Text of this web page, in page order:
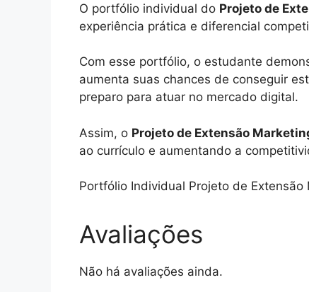
O portfólio individual do Projeto de
experiência prática e diferencial
Com esse portfólio, o estudante
aumenta suas chances de conseguir
preparo para atuar no mercado digital.
Assim, o Projeto de Extensão
ao currículo e aumentando a
Portfólio Individual Projeto de Extensão
Avaliações
Não há avaliações ainda.